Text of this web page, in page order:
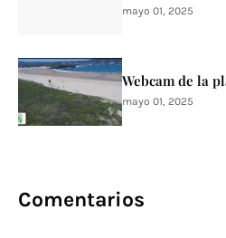
mayo 01, 2025
Webcam de la
mayo 01, 2025
Comentarios